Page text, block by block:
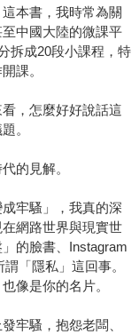
本書，我時常為關
中國大陸的微課平
拆成20段小課程，特
課。
，怎麼好好說話這
。
的見解。
牢騷」，我真的深
網路世界與現實世
的臉書、Instagram
「隱私」這回事。
像是你的名片。
牢騷，抱怨老闆、